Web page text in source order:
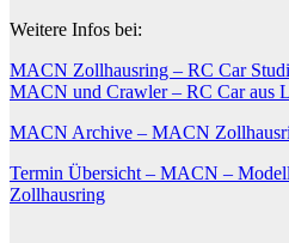
Weitere Infos bei:
MACN Zollhausring – RC Car
MACN und Crawler – RC Car aus
MACN Archive – MACN
Termin Übersicht – MACN –
Zollhausring